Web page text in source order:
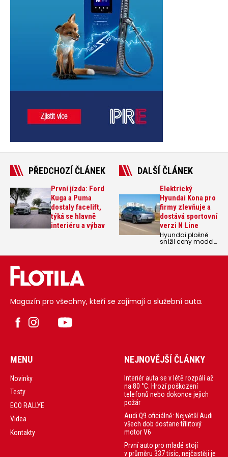
PŘEDCHOZÍ ČLÁNEK
První jízda: Ford
Kuga a Puma
dostaly facelift,
týká se hlavně
interiéru a výbav
DALŠÍ ČLÁNEK
Elektrický
Hyundai Kona pro
firmy zlevňuje a
dostává sportovní
verzi N Line
Hyundai plošně
snížil ceny modelu
Electric a zveřejnil
Magazín pro všechny, kteří se zajímají o služební auta.
MENU
Novinky
Testy
ECO RALLYE
Videa
Kontakty
NEJNOVĚJŠÍ ČLÁNKY
Interiér auta se v létě rozpálí až
na 80 °C. Hrozí poškození
telefonů nebo dokonce jejich
požár
Audi Q9 oficiálně: Největší Audi
všech dob dostane třílitový
motor V6
První auto pro mladé stojí
v průměru 337 tisíc, nejčastěji je